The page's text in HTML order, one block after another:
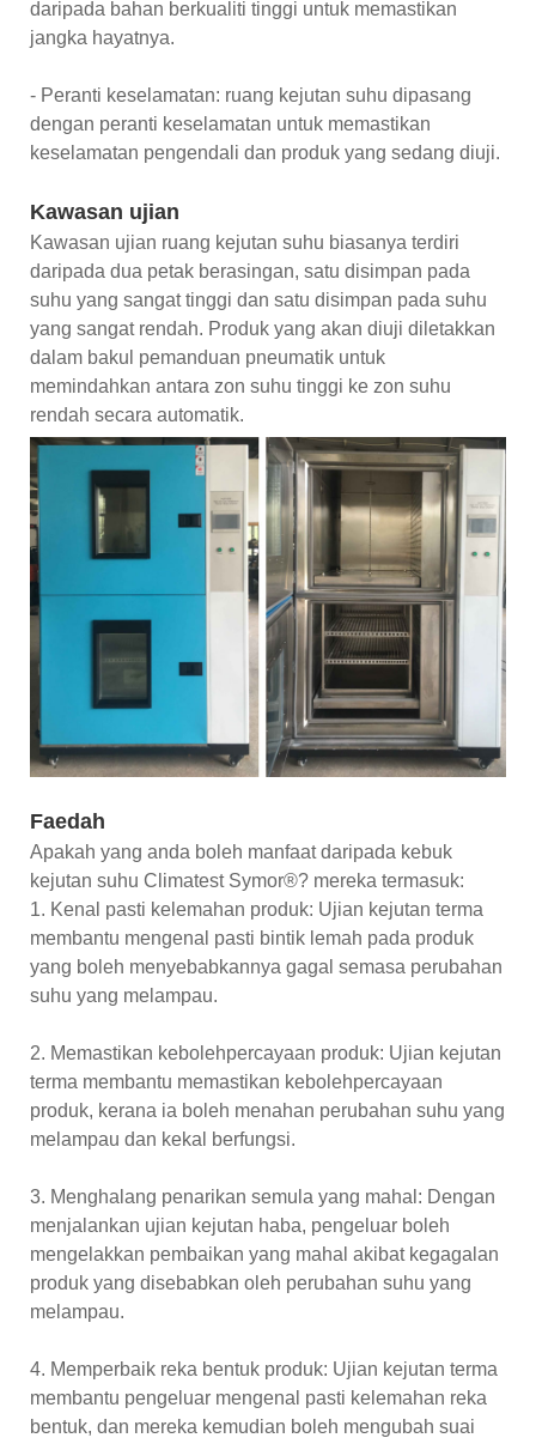
daripada bahan berkualiti tinggi untuk memastikan
jangka hayatnya.
- Peranti keselamatan: ruang kejutan suhu dipasang
dengan peranti keselamatan untuk memastikan
keselamatan pengendali dan produk yang sedang diuji.
Kawasan ujian
Kawasan ujian ruang kejutan suhu biasanya terdiri
daripada dua petak berasingan, satu disimpan pada
suhu yang sangat tinggi dan satu disimpan pada suhu
yang sangat rendah. Produk yang akan diuji diletakkan
dalam bakul pemanduan pneumatik untuk
memindahkan antara zon suhu tinggi ke zon suhu
rendah secara automatik.
Faedah
Apakah yang anda boleh manfaat daripada kebuk
kejutan suhu Climatest Symor®? mereka termasuk:
1. Kenal pasti kelemahan produk: Ujian kejutan terma
membantu mengenal pasti bintik lemah pada produk
yang boleh menyebabkannya gagal semasa perubahan
suhu yang melampau.
2. Memastikan kebolehpercayaan produk: Ujian kejutan
terma membantu memastikan kebolehpercayaan
produk, kerana ia boleh menahan perubahan suhu yang
melampau dan kekal berfungsi.
3. Menghalang penarikan semula yang mahal: Dengan
menjalankan ujian kejutan haba, pengeluar boleh
mengelakkan pembaikan yang mahal akibat kegagalan
produk yang disebabkan oleh perubahan suhu yang
melampau.
4. Memperbaik reka bentuk produk: Ujian kejutan terma
membantu pengeluar mengenal pasti kelemahan reka
bentuk, dan mereka kemudian boleh mengubah suai